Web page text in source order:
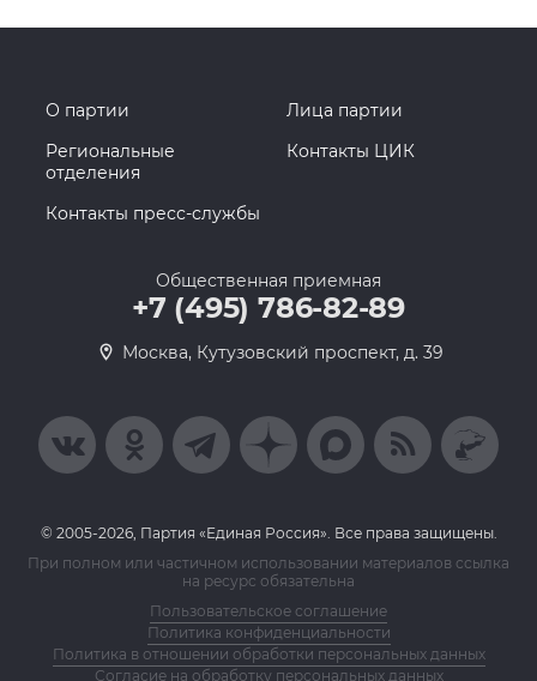
О партии
Лица партии
Региональные
отделения
Контакты ЦИК
Контакты пресс-службы
Общественная приемная
+7 (495) 786-82-89
Москва, Кутузовский проспект, д. 39
© 2005-2026, Партия «Единая Россия». Все права защищены.
При полном или частичном использовании материалов ссылка
на ресурс обязательна
Пользовательское соглашение
Политика конфиденциальности
Политика в отношении обработки персональных данных
Согласие на обработку персональных данных